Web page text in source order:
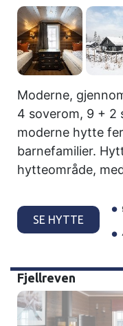
Moderne,
4 soverom, 9 + 2
moderne hytte
barnefamilier.
hytteområde,
SE HYTTE
Fjellreven